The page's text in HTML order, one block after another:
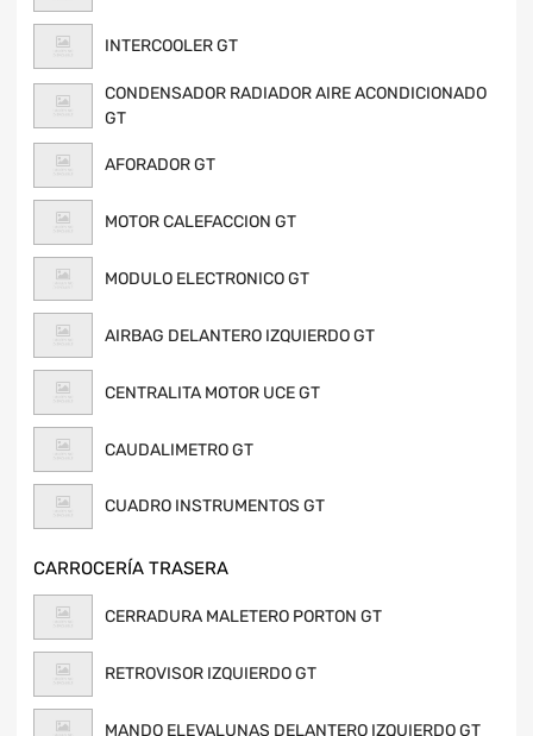
INTERCOOLER GT
CONDENSADOR RADIADOR AIRE ACONDICIONADO
GT
AFORADOR GT
MOTOR CALEFACCION GT
MODULO ELECTRONICO GT
AIRBAG DELANTERO IZQUIERDO GT
CENTRALITA MOTOR UCE GT
CAUDALIMETRO GT
CUADRO INSTRUMENTOS GT
CARROCERÍA TRASERA
CERRADURA MALETERO PORTON GT
RETROVISOR IZQUIERDO GT
MANDO ELEVALUNAS DELANTERO IZQUIERDO GT